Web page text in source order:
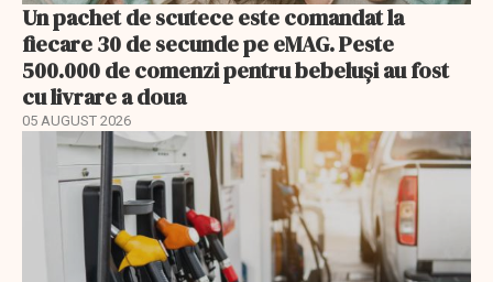
Un pachet de scutece este comandat la
fiecare 30 de secunde pe eMAG. Peste
500.000 de comenzi pentru bebeluși au fost
cu livrare a doua
05 AUGUST 2026